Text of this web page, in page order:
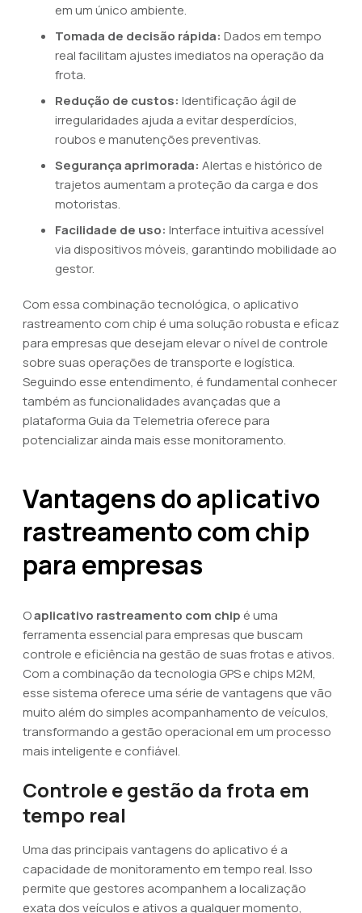
em um único ambiente.
Tomada de decisão rápida: Dados em tempo
real facilitam ajustes imediatos na operação da
frota.
Redução de custos: Identificação ágil de
irregularidades ajuda a evitar desperdícios,
roubos e manutenções preventivas.
Segurança aprimorada: Alertas e histórico de
trajetos aumentam a proteção da carga e dos
motoristas.
Facilidade de uso: Interface intuitiva acessível
via dispositivos móveis, garantindo mobilidade ao
gestor.
Com essa combinação tecnológica, o aplicativo
rastreamento com chip é uma solução robusta e eficaz
para empresas que desejam elevar o nível de controle
sobre suas operações de transporte e logística.
Seguindo esse entendimento, é fundamental conhecer
também as funcionalidades avançadas que a
plataforma Guia da Telemetria oferece para
potencializar ainda mais esse monitoramento.
Vantagens do aplicativo
rastreamento com chip
para empresas
Oaplicativo rastreamento com chip é uma
ferramenta essencial para empresas que buscam
controle e eficiência na gestão de suas frotas e ativos.
Com a combinação da tecnologia GPS e chips M2M,
esse sistema oferece uma série de vantagens que vão
muito além do simples acompanhamento de veículos,
transformando a gestão operacional em um processo
mais inteligente e confiável.
Controle e gestão da frota em
tempo real
Uma das principais vantagens do aplicativo é a
capacidade de monitoramento em tempo real. Isso
permite que gestores acompanhem a localização
exata dos veículos e ativos a qualquer momento,